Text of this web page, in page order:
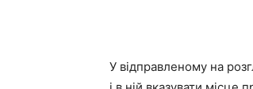
У відправленому на